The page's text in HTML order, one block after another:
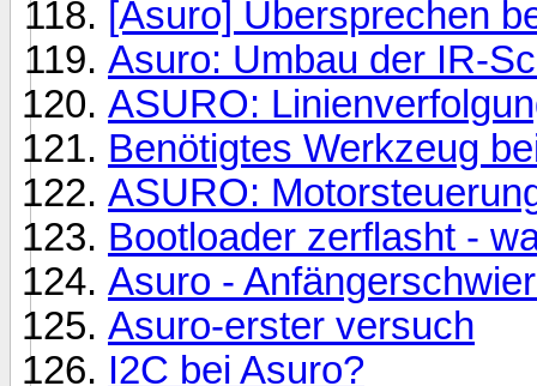
[Asuro] Übersprechen
Asuro: Umbau der IR-
ASURO:
Benötigtes Werkzeug
ASURO:
Bootloader zerflasht -
Asuro -
Asuro-erster versuch
I2C bei Asuro?